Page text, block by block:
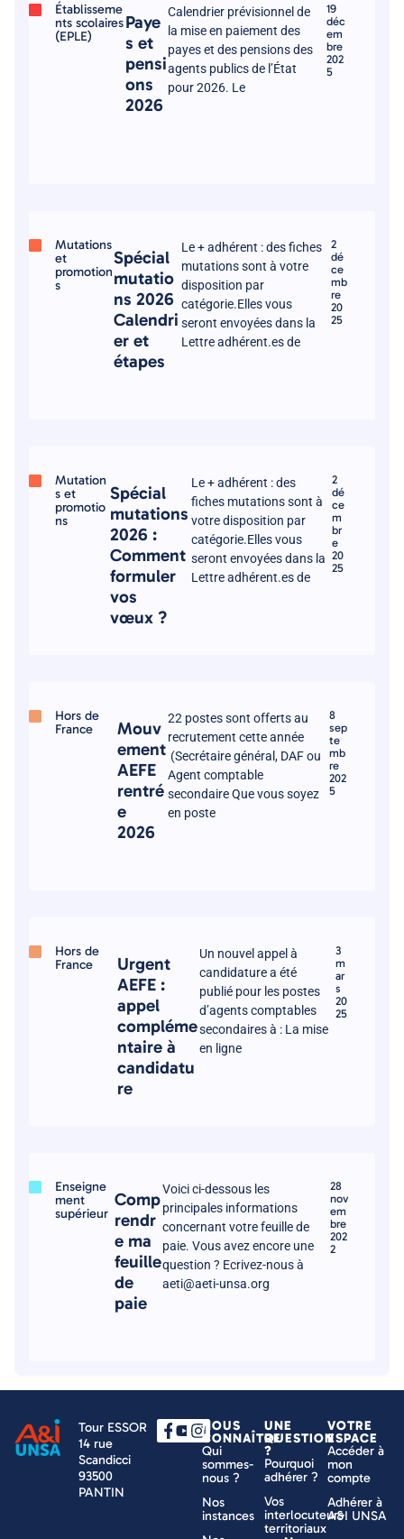
Établisseme
nts scolaires
(EPLE)
Paye
s et
pensi
ons
2026
Calendrier prévisionnel de
la mise en paiement des
payes et des pensions des
agents publics de l’État
pour 2026. Le
19
déc
em
bre
202
5
Mutations
et
promotion
s
Spécial
mutatio
ns 2026
Calendri
er et
étapes
Le + adhérent : des fiches
mutations sont à votre
disposition par
catégorie.Elles vous
seront envoyées dans la
Lettre adhérent.es de
2
dé
ce
mb
re
20
25
Mutation
s et
promotio
ns
Spécial
mutations
2026 :
Comment
formuler
vos
vœux ?
Le + adhérent : des
fiches mutations sont à
votre disposition par
catégorie.Elles vous
seront envoyées dans la
Lettre adhérent.es de
2
dé
ce
m
br
e
20
25
Hors de
France
Mouv
ement
AEFE
rentré
e
2026
22 postes sont offerts au
recrutement cette année
(Secrétaire général, DAF ou
Agent comptable
secondaire Que vous soyez
en poste
8
sep
te
mb
re
202
5
Hors de
France
Urgent
AEFE :
appel
compléme
ntaire à
candidatu
re
Un nouvel appel à
candidature a été
publié pour les postes
d’agents comptables
secondaires à : La mise
en ligne
3
m
ar
s
20
25
Enseigne
ment
supérieur
Comp
rendr
e ma
feuille
de
paie
Voici ci-dessous les
principales informations
concernant votre feuille de
paie. Vous avez encore une
question ? Ecrivez-nous à
aeti@aeti-unsa.org
28
nov
em
bre
202
2
Tour ESSOR
14 rue
Scandicci
93500
PANTIN
NOUS
CONNAÎTRE
Qui
sommes-
nous ?
Nos
instances
UNE
QUESTION
?
Pourquoi
adhérer ?
Vos
interlocuteurs
territoriaux
VOTRE
ESPACE
Accéder à
mon
compte
Adhérer à
A&I UNSA